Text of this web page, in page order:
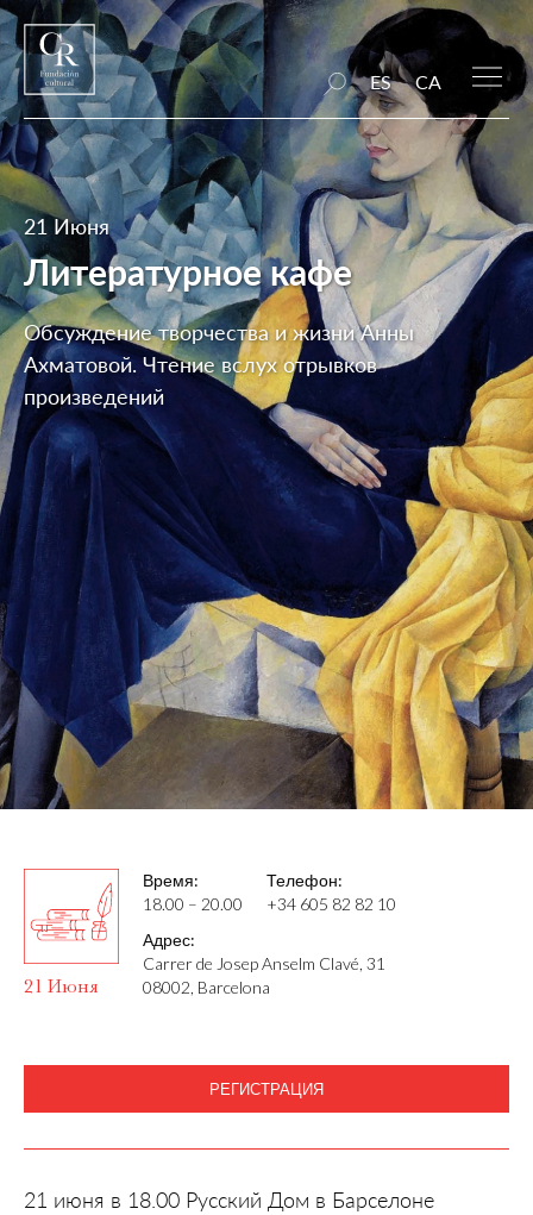
ES CA
21 Июня
Литературное кафе
Обсуждение творчества и жизни Анны
Ахматовой. Чтение вслух отрывков
произведений
21 Июня
Время:
18.00 – 20.00
Телефон:
+34 605 82 82 10
Адрес:
Carrer de Josep Anselm Clavé, 31
08002, Barcelona
РЕГИСТРАЦИЯ
21 июня в 18.00 Русский Дом в Барселоне